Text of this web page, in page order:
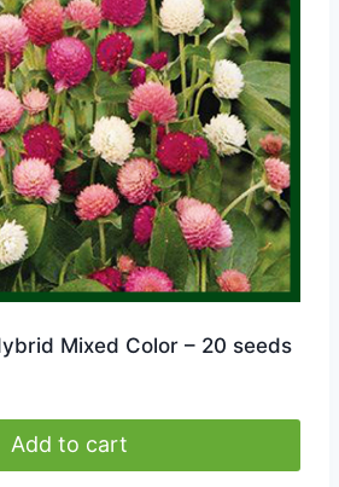
Mixed Color – 20 seeds
Add to cart